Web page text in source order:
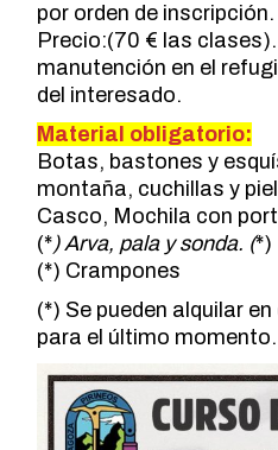
por orden de
Precio:(70 € las
manutención en el
del interesado.
Material obligatorio:
Botas, bastones y
montaña, cuchillas y
Casco, Mochila con
(*) Arva, pala y sonda. (*)
(*) Crampones
(*) Se pueden alquilar
para el último momento.